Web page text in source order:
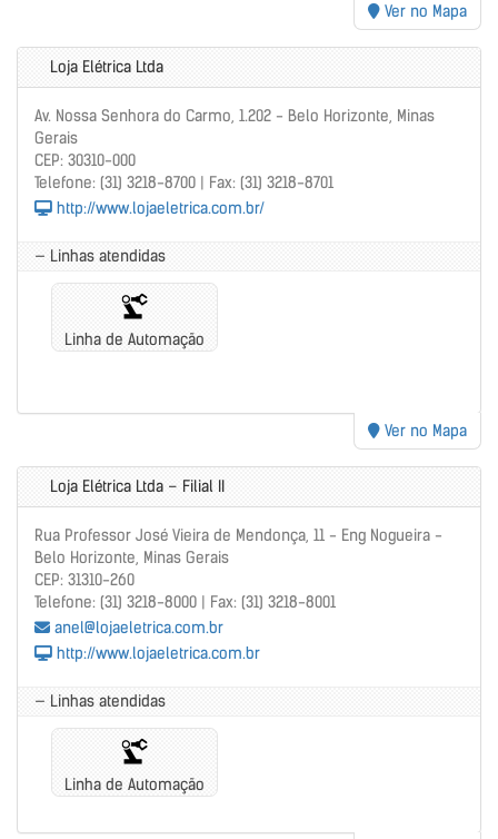
Ver no Mapa
Loja Elétrica Ltda
Av. Nossa Senhora do Carmo, 1.202 - Belo Horizonte, Minas
Gerais
CEP: 30310-000
Telefone: (31) 3218-8700 | Fax: (31) 3218-8701
http://www.lojaeletrica.com.br/
— Linhas atendidas
Linha de Automação
Ver no Mapa
Loja Elétrica Ltda – Filial II
Rua Professor José Vieira de Mendonça, 11 - Eng Nogueira -
Belo Horizonte, Minas Gerais
CEP: 31310-260
Telefone: (31) 3218-8000 | Fax: (31) 3218-8001
anel@lojaeletrica.com.br
http://www.lojaeletrica.com.br
— Linhas atendidas
Linha de Automação